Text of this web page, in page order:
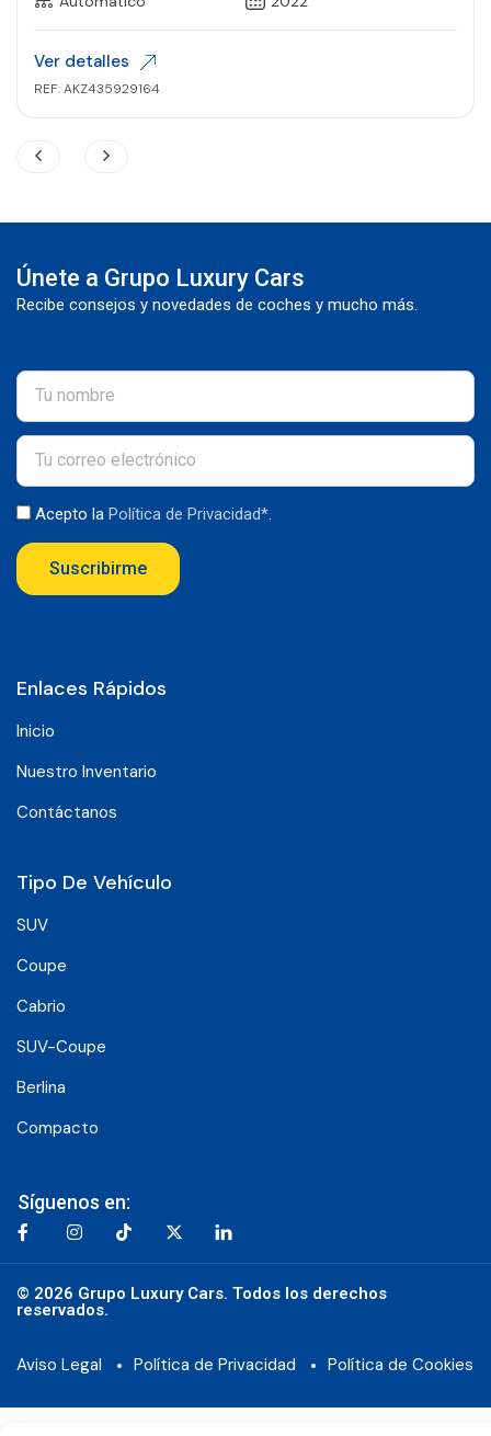
Ver detalles
REF: AKZ435929164
Únete a Grupo Luxury Cars
Recibe consejos y novedades de coches y mucho más.
Acepto la Política de Privacidad*
Suscribirme
Enlaces Rápidos
Inicio
Nuestro Inventario
Contáctanos
Tipo De Vehículo
SUV
Coupe
Cabrio
SUV-Coupe
Berlina
Compacto
Síguenos en:
© 2026 Grupo Luxury Cars. Todos los derechos
reservados.
Aviso Legal Política de Privacidad Política de Cookies